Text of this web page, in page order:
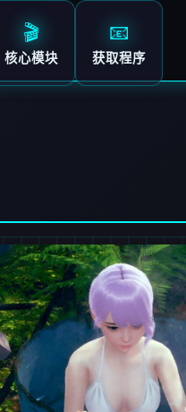
🎬
核心模块
📧
获取程序